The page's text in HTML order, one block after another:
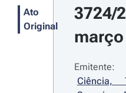
Ato
Original
3724/
março
Emitente:
Ciência,